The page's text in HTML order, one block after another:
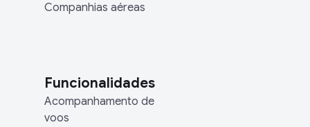
Companhias aéreas
Funcionalidades
Acompanhamento de
voos